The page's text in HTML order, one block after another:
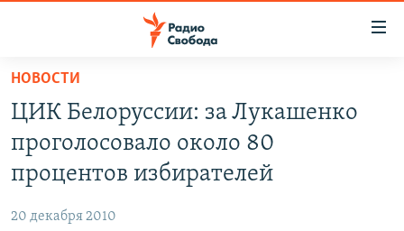
упрощенного
доступа
основному
Вернутся
ПОДКАСТЫ
АВТОРСКИЕ ПРОЕКТЫ
МНЕНИЯ
НОВОСТИ
ЦИК Белоруссии: за Лукашенко
проголосовало около 80
процентов избирателей
20 декабря 2010